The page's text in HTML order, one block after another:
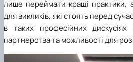
лише переймати кращі практики,
для викликів, які стоять перед
в таких професійних дискусіях
партнерства та можливості для